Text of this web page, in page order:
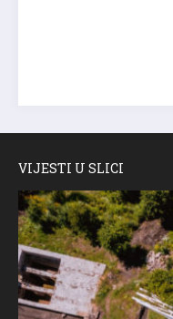
VIJESTI U SLICI